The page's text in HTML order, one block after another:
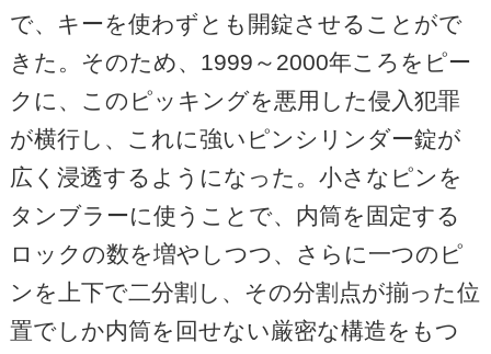
で、キーを使わずとも開錠させることがで
きた。そのため、1999～2000年ころをピー
クに、このピッキングを悪用した侵入犯罪
が横行し、これに強いピンシリンダー錠が
広く浸透するようになった。小さなピンを
タンブラーに使うことで、内筒を固定する
ロックの数を増やしつつ、さらに一つのピ
ンを上下で二分割し、その分割点が揃った位
置でしか内筒を回せない厳密な構造をもつ